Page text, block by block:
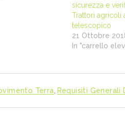
sicurezza e
Trattori agricoli
telescopico
21 Ottobre
In "carrello
Terra, Requisiti Generali